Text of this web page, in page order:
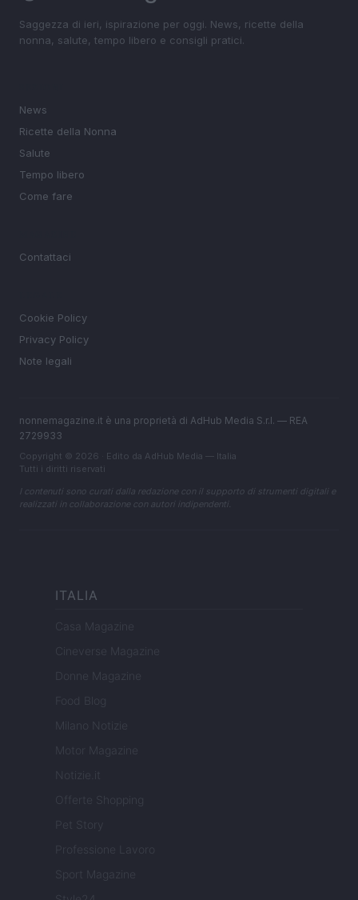
Saggezza di ieri, ispirazione per oggi. News, ricette della
nonna, salute, tempo libero e consigli pratici.
News
Ricette della Nonna
Salute
Tempo libero
Come fare
Contattaci
Cookie Policy
Privacy Policy
Note legali
nonnemagazine.it è una proprietà di AdHub Media S.r.l. — REA
2729933
Copyright © 2026 · Edito da AdHub Media — Italia
Tutti i diritti riservati
I contenuti sono curati dalla redazione con il supporto di strumenti digitali e
realizzati in collaborazione con autori indipendenti.
ITALIA
Casa Magazine
Cineverse Magazine
Donne Magazine
Food Blog
Milano Notizie
Motor Magazine
Notizie.it
Offerte Shopping
Professione Lavoro
Sport Magazine